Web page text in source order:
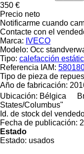
350 €
Precio neto
Notificarme cuando
Contacte con el
Marca: IVECO
Modelo: Occ
Tipo: calefacción
Referencia IAM:
Tipo de pieza de
Año de fabricación:
Ubicación: Bélgica
States/Columbus"
Id. de stock del
Fecha de publicación:
Estado
Estado: usados